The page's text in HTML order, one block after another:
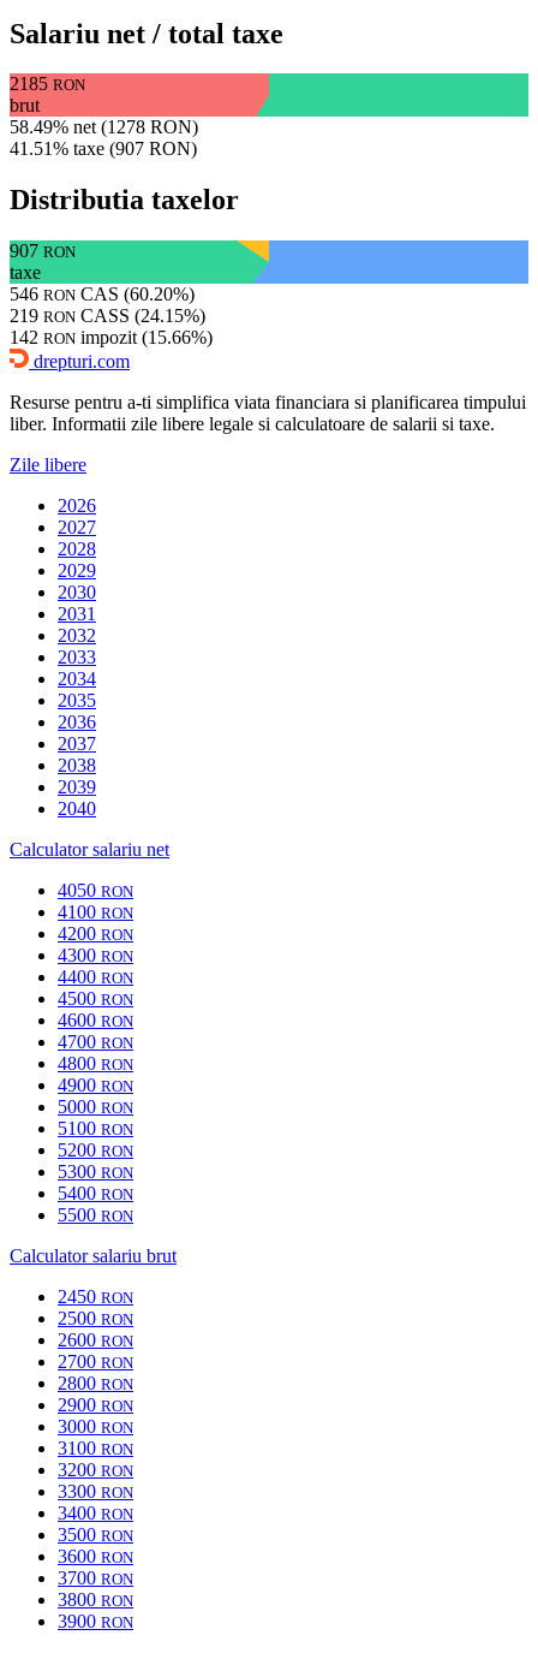
Salariu net / total taxe
2185 RON
brut
58.49% net (1278 RON)
41.51% taxe (907 RON)
Distributia taxelor
907 RON
taxe
546 RON CAS (60.20%)
219 RON CASS (24.15%)
142 RON impozit (15.66%)
drepturi.com
Resurse pentru a-ti simplifica viata financiara si planificarea timpului
liber. Informatii zile libere legale si calculatoare de salarii si taxe.
Zile libere
2026
2027
2028
2029
2030
2031
2032
2033
2034
2035
2036
2037
2038
2039
2040
Calculator salariu net
4050 RON
4100 RON
4200 RON
4300 RON
4400 RON
4500 RON
4600 RON
4700 RON
4800 RON
4900 RON
5000 RON
5100 RON
5200 RON
5300 RON
5400 RON
5500 RON
Calculator salariu brut
2450 RON
2500 RON
2600 RON
2700 RON
2800 RON
2900 RON
3000 RON
3100 RON
3200 RON
3300 RON
3400 RON
3500 RON
3600 RON
3700 RON
3800 RON
3900 RON